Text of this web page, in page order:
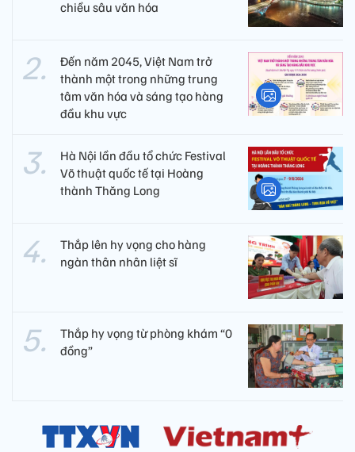
chiều sâu văn hóa
Đến năm 2045, Việt Nam trở
thành một trong những trung
tâm văn hóa và sáng tạo hàng
đầu khu vực
Hà Nội lần đầu tổ chức Festival
Võ thuật quốc tế tại Hoàng
thành Thăng Long
Thắp lên hy vọng cho hàng
ngàn thân nhân liệt sĩ
Thắp hy vọng từ phòng khám “0
đồng”